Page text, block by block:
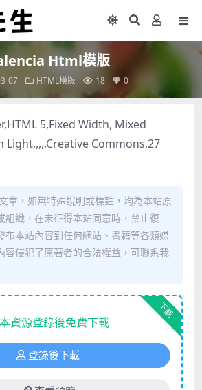
Html模版
07 HTML模版 18 0
5,Fixed Width, Mixed
Light,,,,,Creative Commons,27
章，如無特殊說明或標註，均為本站原
組織，在未征得本站同意時，禁止復
布本站內容到任何網站、書籍等各類媒
容侵犯了原著者的合法權益，可聯系我
下載
本資源登錄後免費下載
登錄後下載